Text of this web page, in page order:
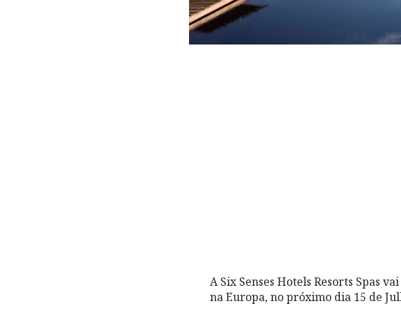
A Six Senses Hotels Resorts Spas
na Europa, no próximo dia 15 de